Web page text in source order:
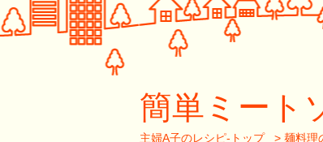
簡単ミート
主婦A子のレシピ-トップ > 麺料理